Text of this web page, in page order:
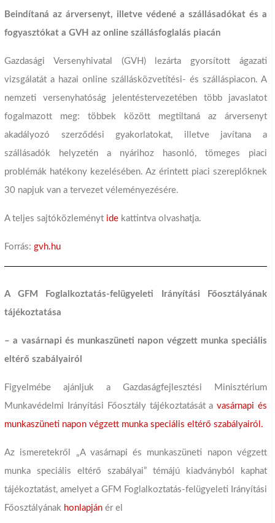
Beindítaná az árversenyt, illetve védené a szállásadókat és a
fogyasztókat a GVH az online szállásfoglalás piacán
Gazdasági Versenyhivatal (GVH) lezárta gyorsított ágazati
vizsgálatát a hazai online szállásközvetítési- és szálláspiacon. A
nemzeti versenyhatóság jelentéstervezetében több javaslatot
fogalmazott meg: többek között megtiltaná az árversenyt
akadályozó szerződési gyakorlatokat, illetve javítana a
szállásadók helyzetén a nyárihoz hasonló, tömeges piaci
problémák hatékony kezelésében. Az érintett piaci szereplőknek
30 napjuk van a tervezet véleményezésére.
A teljes sajtóközleményt ide kattintva olvashatja.
Forrás: gvh.hu
A GFM Foglalkoztatás-felügyeleti Irányítási Főosztályának
tájékoztatása
– a vasárnapi és munkaszüneti napon végzett munka speciális
eltérő szabályairól
Figyelmébe ajánljuk a Gazdaságfejlesztési Minisztérium
Munkavédelmi Irányítási Főosztály tájékoztatását avasárnapi és
munkaszüneti napon végzett munka speciális eltérő szabályairól.
Az ismeretekről „A vasárnapi és munkaszüneti napon végzett
munka speciális eltérő szabályai” témájú kiadványból kaphat
tájékoztatást, amelyet a GFM Foglalkoztatás-felügyeleti Irányítási
Főosztályának honlapján ér el